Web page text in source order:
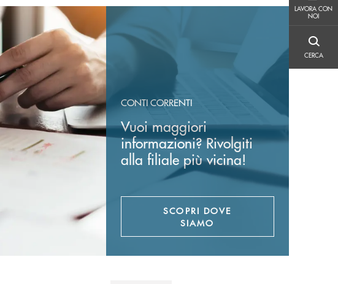
LAVORA CON
NOI
LAVORA CON NOI
CERCA
CONTI CORRENTI
Vuoi maggiori
informazioni? Rivolgiti
alla filiale più vicina!
SCOPRI DOVE
SIAMO